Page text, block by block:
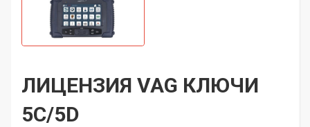
ЛИЦЕНЗИЯ VAG КЛЮЧИ
5C/5D